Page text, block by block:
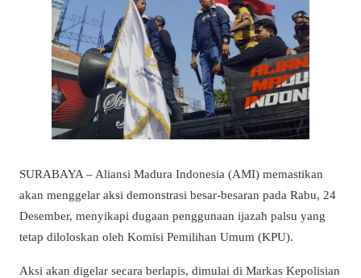
SURABAYA – Aliansi Madura Indonesia (AMI) memastikan
akan menggelar aksi demonstrasi besar-besaran pada Rabu, 24
Desember, menyikapi dugaan penggunaan ijazah palsu yang
tetap diloloskan oleh Komisi Pemilihan Umum (KPU).
Aksi akan digelar secara berlapis, dimulai di Markas Kepolisian